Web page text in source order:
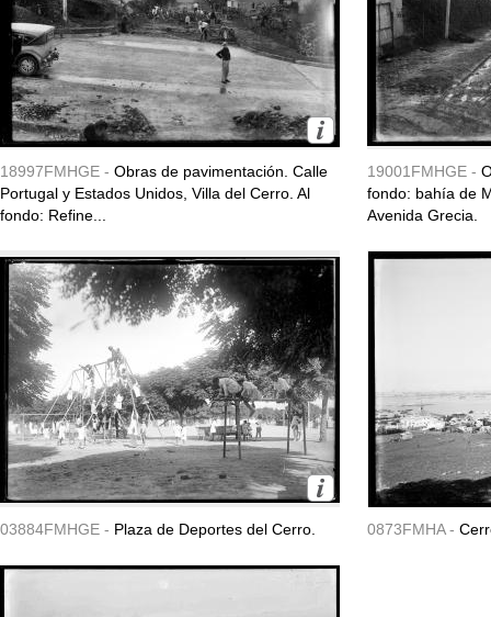
18997FMHGE - Obras de pavimentación. Calle
Portugal y Estados Unidos, Villa del Cerro. Al
fondo: Refine...
19001FMHGE -
fondo: bahía de
Avenida Grecia.
03884FMHGE - Plaza de Deportes del Cerro. 0873FMHA -